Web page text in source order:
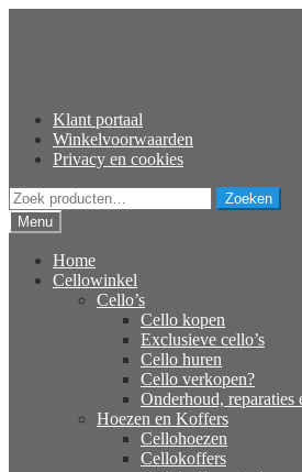
Klant portaal
Winkelvoorwaarden
Privacy en cookies
Zoeken
naar:
Zoeken
Menu
Home
Cellowinkel
Cello’s
Cello kopen
Exclusieve cello’s
Cello huren
Cello verkopen?
Onderhoud, reparaties
Hoezen en Koffers
Cellohoezen
Cellokoffers